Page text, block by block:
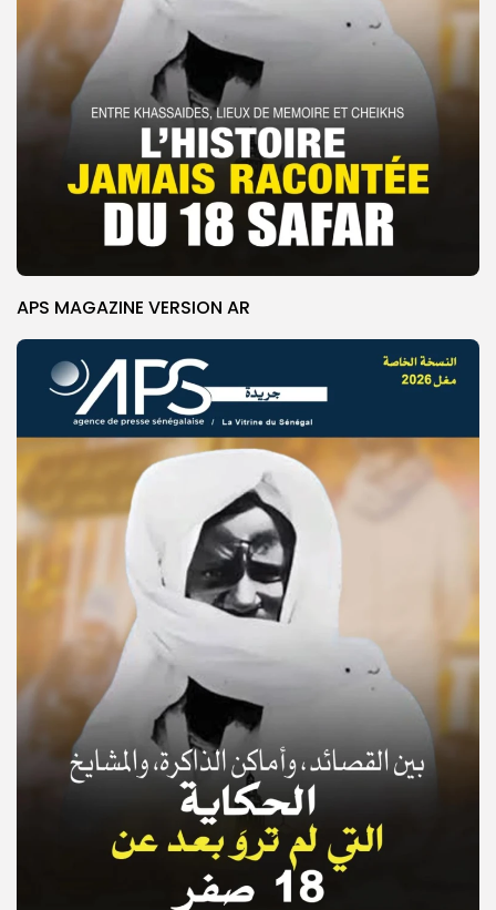
© Copyright 2025, APS
APS MAGAZINE VERSION AR